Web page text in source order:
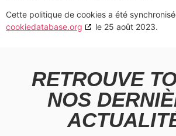
Cette politique de cookies a été
cookiedatabase.org
le 25 août 2023.
RETROUVE
NOS